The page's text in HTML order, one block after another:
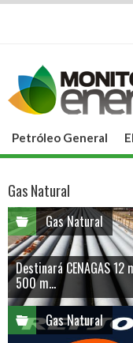
Petróleo General
Gas Natural
Gas Natural
Destinará CENAGAS 12
500 m...
Gas Natural